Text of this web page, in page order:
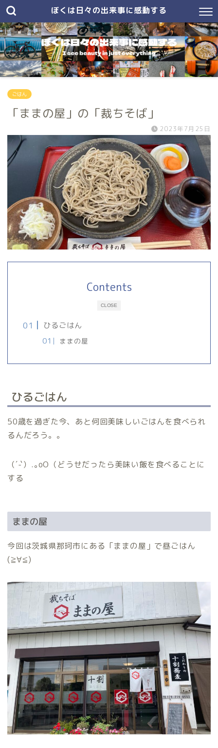
ぼくは日々の出来事に感動する
ごはん
「ままの屋」の「裁ちそば」
2023年7月25日
CLOSE
Contents
ひるごはん
ままの屋
ひるごはん
50歳を過ぎた今、あと何回美味しいごはんを食べられ
るんだろう。。
（´-`）.｡oO（どうせだったら美味い飯を食べることに
する
ままの屋
今回は茨城県那珂市にある「ままの屋」で昼ごはん
(≧∀≦)